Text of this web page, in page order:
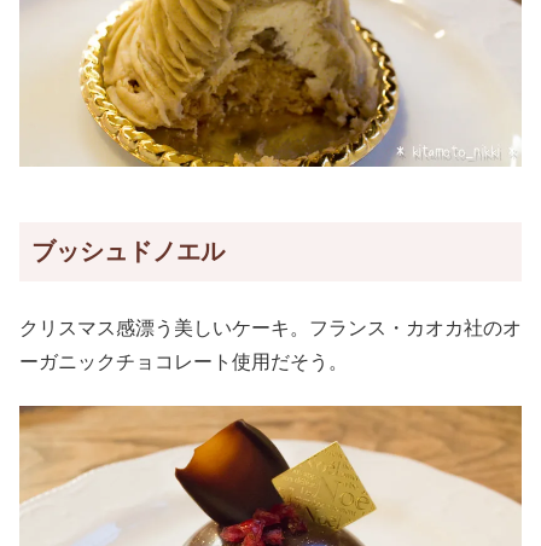
ブッシュドノエル
クリスマス感漂う美しいケーキ。フランス・カオカ社のオ
ーガニックチョコレート使用だそう。